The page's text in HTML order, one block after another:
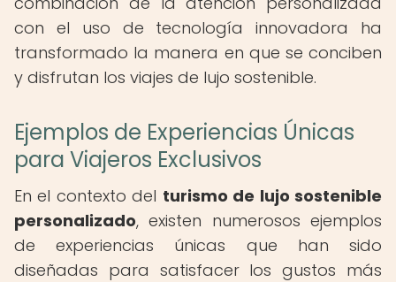
con el uso de tecnología innovadora ha
transformado la manera en que se conciben
y disfrutan los viajes de lujo sostenible.
Ejemplos de Experiencias Únicas
para Viajeros Exclusivos
En el contexto del turismo de lujo sostenible
personalizado, existen numerosos ejemplos
de experiencias únicas que han sido
diseñadas para satisfacer los gustos más